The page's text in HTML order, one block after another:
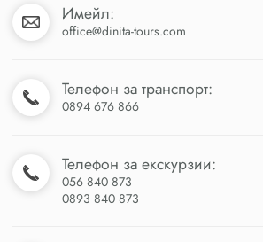
Имейл:
office@dinita-tours.com
Телефон за транспорт:
0894 676 866
Телефон за екскурзии:
056 840 873
0893 840 873